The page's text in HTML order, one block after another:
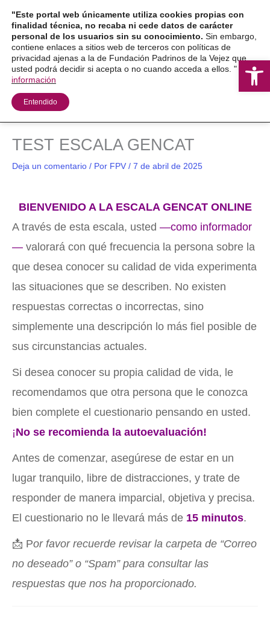
contenido
TEST ESCALA GENCAT
Deja un comentario / Por FPV / 7 de abril de 2025
BIENVENIDO A LA ESCALA GENCAT ONLINE
A través de esta escala, usted —como informador
— valorará con qué frecuencia la persona sobre la
que desea conocer su calidad de vida experimenta
las situaciones que se describen. No existen
respuestas correctas o incorrectas, sino
simplemente una descripción lo más fiel posible de
sus circunstancias actuales.
Si desea conocer su propia calidad de vida, le
recomendamos que otra persona que le conozca
bien complete el cuestionario pensando en usted.
¡No se recomienda la autoevaluación!
Antes de comenzar, asegúrese de estar en un
lugar tranquilo, libre de distracciones, y trate de
responder de manera imparcial, objetiva y precisa.
El cuestionario no le llevará más de 15 minutos.
📩 Por favor recuerde revisar la carpeta de “Correo
no deseado” o “Spam” para consultar las
respuestas que nos ha proporcionado.
"Este portal web únicamente utiliza cookies propias con
finalidad técnica, no recaba ni cede datos de carácter
personal de los usuarios sin su conocimiento. Sin embargo,
contiene enlaces a sitios web de terceros con políticas de
privacidad ajenas a la de Fundación Padrinos de la Vejez que
usted podrá decidir si acepta o no cuando acceda a ellos. "
Más
información
Entendido